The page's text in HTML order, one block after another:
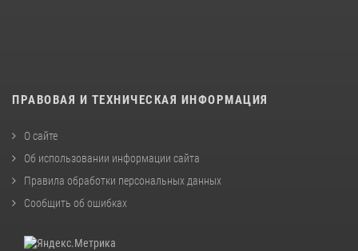
ПРАВОВАЯ И ТЕХНИЧЕСКАЯ ИНФОРМАЦИЯ
О сайте
Об использовании информации сайта
Правила обработки персональных данных
Сообщить об ошибках